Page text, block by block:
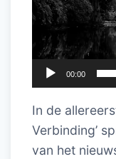
00:00
In de
Verbinding’
van het